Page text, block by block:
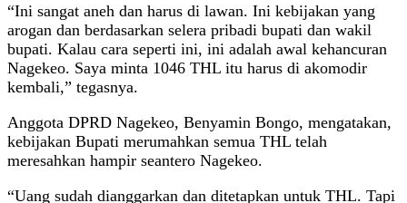
“Ini sangat aneh dan harus di lawan. Ini kebijakan yang
arogan dan berdasarkan selera pribadi bupati dan wakil
bupati. Kalau cara seperti ini, ini adalah awal kehancuran
Nagekeo. Saya minta 1046 THL itu harus di akomodir
kembali,” tegasnya.
Anggota DPRD Nagekeo, Benyamin Bongo, mengatakan,
kebijakan Bupati merumahkan semua THL telah
meresahkan hampir seantero Nagekeo.
“Uang sudah dianggarkan dan ditetapkan untuk THL. Tapi